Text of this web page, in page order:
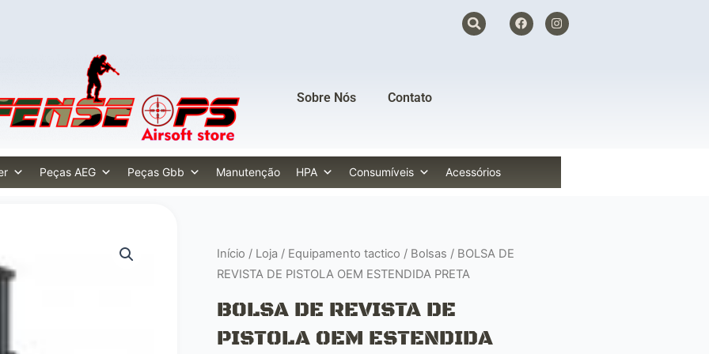
F
a
c
I
n
s
Sobre Nós Contato
Peças AEG Peças Gbb Manutenção HPA Consumíveis Acessórios
Início / Loja / Equipamento tactico / Bolsas / BOLSA DE
REVISTA DE PISTOLA OEM ESTENDIDA PRETA
BOLSA DE REVISTA DE
PISTOLA OEM ESTENDIDA